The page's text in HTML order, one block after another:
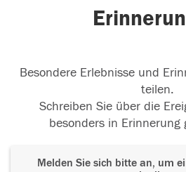
Besondere Erlebnisse und
teilen.
Schreiben Sie über die
besonders in Erinnerung
Melden Sie sich bitte an, um